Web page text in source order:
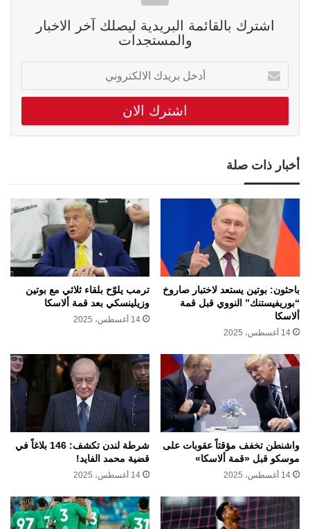
اشترك بالقائمة البريدية ليصلك آخر الاخبار
والمستجدات
أدخل
بريدك
الالكتروني
أخبار ذات صلة
باحثون: بوتين يستعد لاختبار صاروخ
“بوريفيستنك” النووي قبل قمة
ألاسكا
14 أغسطس، 2025
ترمب يلوّح بلقاء ثلاثي مع بوتين
وزيلينسكي بعد قمة ألاسكا
14 أغسطس، 2025
واشنطن تخفف مؤقتاً عقوبات على
موسكو قبل «قمة ألاسكا»
14 أغسطس، 2025
شرطة لندن تكشف: 146 بلاغاً في
قضية محمد الفايد!
14 أغسطس، 2025